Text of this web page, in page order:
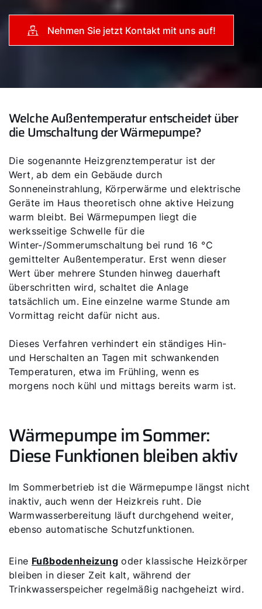
Nehmen Sie jetzt Kontakt mit uns auf!
Welche Außentemperatur entscheidet über
die Umschaltung der Wärmepumpe?
Die sogenannte Heizgrenztemperatur ist der
Wert, ab dem ein Gebäude durch
Sonneneinstrahlung, Körperwärme und elektrische
Geräte im Haus theoretisch ohne aktive Heizung
warm bleibt. Bei Wärmepumpen liegt die
werksseitige Schwelle für die
Winter-/Sommerumschaltung bei rund 16 °C
gemittelter Außentemperatur. Erst wenn dieser
Wert über mehrere Stunden hinweg dauerhaft
überschritten wird, schaltet die Anlage
tatsächlich um. Eine einzelne warme Stunde am
Vormittag reicht dafür nicht aus.
Dieses Verfahren verhindert ein ständiges Hin-
und Herschalten an Tagen mit schwankenden
Temperaturen, etwa im Frühling, wenn es
morgens noch kühl und mittags bereits warm ist.
Wärmepumpe im Sommer:
Diese Funktionen bleiben aktiv
Im Sommerbetrieb ist die Wärmepumpe längst nicht
inaktiv, auch wenn der Heizkreis ruht. Die
Warmwasserbereitung läuft durchgehend weiter,
ebenso automatische Schutzfunktionen.
Eine Fußbodenheizung oder klassische Heizkörper
bleiben in dieser Zeit kalt, während der
Trinkwasserspeicher regelmäßig nachgeheizt wird.
Wie können wir Ihnen helfen?
Produktberatung
Wichtige Links